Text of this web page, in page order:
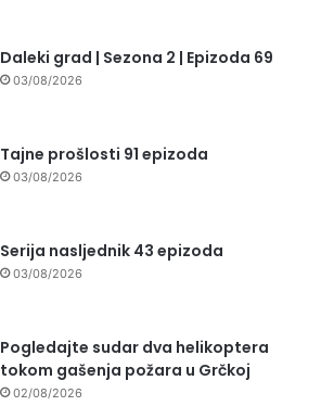
Daleki grad | Sezona 2 | Epizoda 69
03/08/2026
Tajne prošlosti 91 epizoda
03/08/2026
Serija nasljednik 43 epizoda
03/08/2026
Pogledajte sudar dva helikoptera
tokom gašenja požara u Grčkoj
02/08/2026